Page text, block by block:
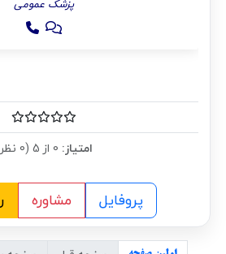
پزشک عمومی
امتیاز:
پروفایل مشاوره